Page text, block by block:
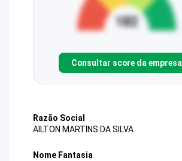
Consultar score da empresa
Razão Social
AILTON MARTINS DA SILVA
Nome Fantasia